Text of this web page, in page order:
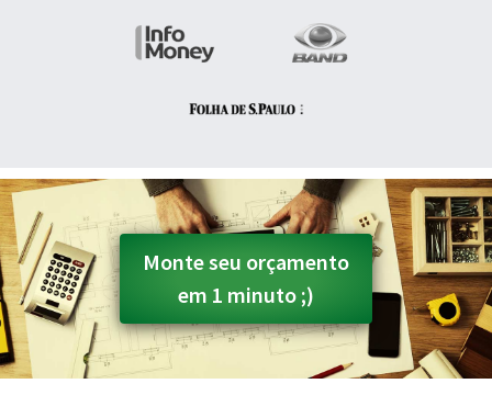
Monte seu orçamento
em 1 minuto ;)